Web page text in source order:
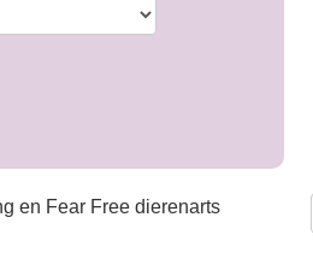
en Fear Free dierenarts